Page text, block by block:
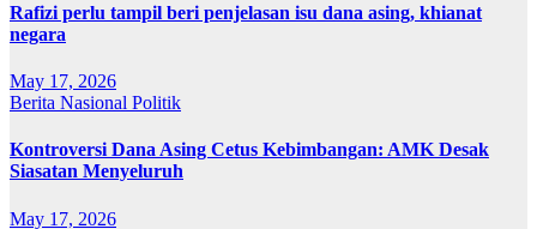
Rafizi perlu tampil beri penjelasan isu dana asing, khianat
negara
May 17, 2026
Berita Nasional Politik
Kontroversi Dana Asing Cetus Kebimbangan: AMK Desak
Siasatan Menyeluruh
May 17, 2026